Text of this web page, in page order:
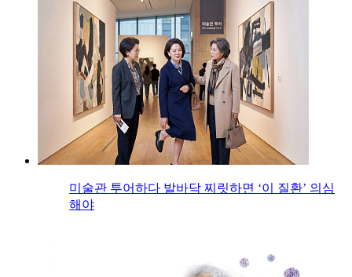
미술관 투어하다 발바닥 찌릿하면 ‘이 질환’ 의심
해야